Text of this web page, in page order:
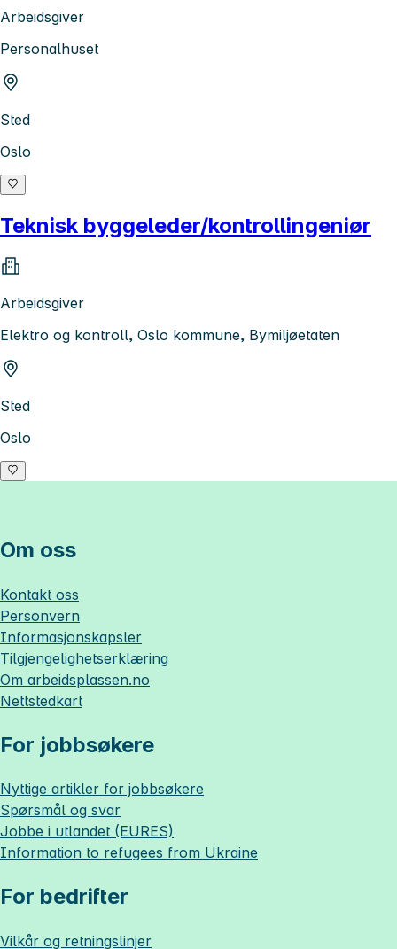
Arbeidsgiver
Personalhuset
Sted
Oslo
Teknisk byggeleder/kontrollingeniør
Arbeidsgiver
Elektro og kontroll, Oslo kommune, Bymiljøetaten
Sted
Oslo
Om oss
Kontakt oss
Personvern
Informasjonskapsler
Tilgjengelighetserklæring
Om arbeidsplassen.no
Nettstedkart
For jobbsøkere
Nyttige artikler for jobbsøkere
Spørsmål og svar
Jobbe i utlandet (EURES)
Information to refugees from Ukraine
For bedrifter
Vilkår og retningslinjer